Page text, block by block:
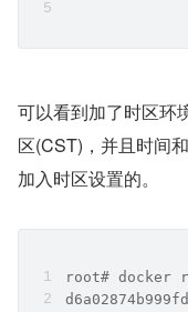
可以看到加了时区环
区(CST)，并且时间
加入时区设置的。
root# docker